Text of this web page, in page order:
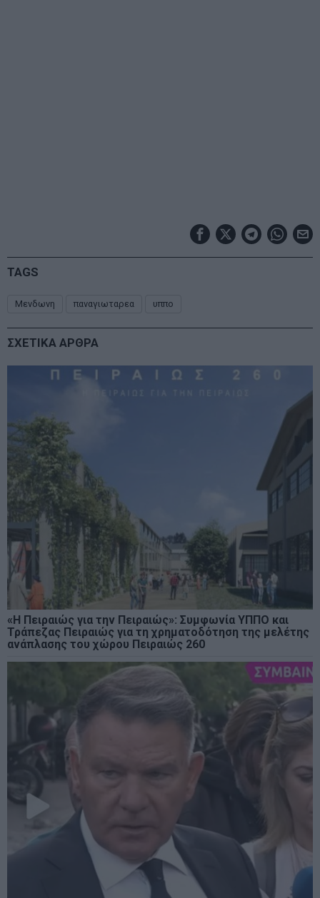
TAGS
Μενδωνη παναγιωταρεα υππο
ΣΧΕΤΙΚΑ ΑΡΘΡΑ
«Η Πειραιώς για την Πειραιώς»: Συμφωνία ΥΠΠΟ και
Τράπεζας Πειραιώς για τη χρηματοδότηση της μελέτης
ανάπλασης του χώρου Πειραιώς 260